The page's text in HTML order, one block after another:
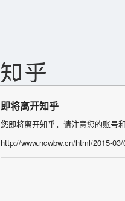
即将离开知乎
您即将离开知乎，请注意您的账号
http://www.ncwbw.cn/html/2015-